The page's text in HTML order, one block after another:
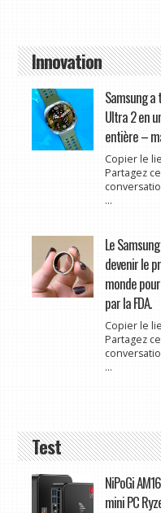
Innovation
Samsung
Ultra 2 en
entière –
Copier le
Partagez
...
Le
devenir le
monde
par la FDA.
Copier le
Partagez
...
Test
NiPoGi
mini PC